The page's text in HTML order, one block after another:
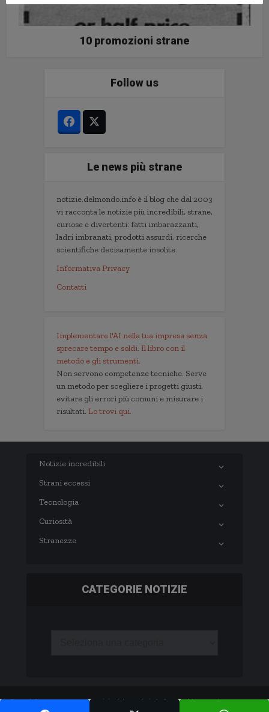
10 promozioni strane
Follow us
Le news più strane
notizie.delmondo.info è il blog che dal 2003
vi racconta le notizie più incredibili, strane,
curiose e divertenti: fatti imbarazzanti,
ladri imbranati, prodotti assurdi, ricerche
scientifiche decisamente insolite.
Informativa Privacy
Contatti
Implementare l'AI nella tua impresa senza
sprecare tempo e soldi. Il libro con il
metodo e gli strumenti.
Non servono competenze tecniche. Serve
un metodo per scegliere i progetti giusti,
evitare gli errori più comuni e misurare i
risultati. Lo trovi qui.
Notizie incredibili
Strani eccessi
Tecnologia
Curiosità
Stranezze
CATEGORIE NOTIZIE
Copyright © 2003-2020 notizie.delmondo.info Questo blog non è una testata